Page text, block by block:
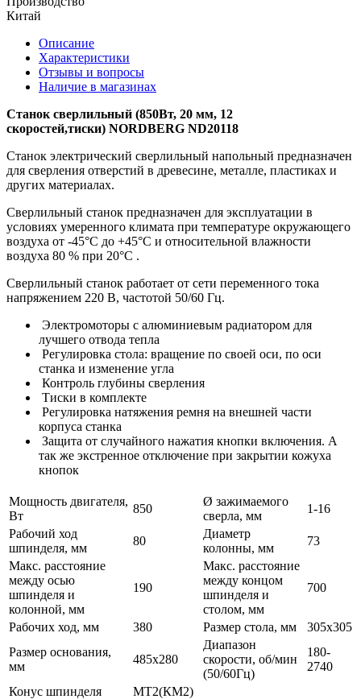
Китай
Описание
Характеристики
Отзывы и вопросы
Наличие в магазинах
Станок сверлильный (850Вт, 20 мм, 12
скоростей,тиски) NORDBERG ND20118
Станок электрический сверлильный напольный предназначен
для сверления отверстий в древесине, металле, пластиках и
других материалах.
Сверлильный станок предназначен для эксплуатации в
условиях умеренного климата при температуре окружающего
воздуха от -45°С до +45°С и относительной влажности
воздуха 80 % при 20°С .
Сверлильный станок работает от сети переменного тока
напряжением 220 В, частотой 50/60 Гц.
Электромоторы с алюминиевым радиатором для
лучшего отвода тепла
Регулировка стола: вращение по своей оси, по оси
станка и изменение угла
Контроль глубины сверления
Тиски в комплекте
Регулировка натяжения ремня на внешней части
корпуса станка
Защита от случайного нажатия кнопки включения. А
так же экстренное отключение при закрытии кожуха
кнопок
Мощность двигателя,
Вт
850
Ø зажимаемого
сверла, мм
1-16
Рабочий ход
шпинделя, мм
80
Диаметр
колонны, мм
73
Макс. расстояние
между осью
шпинделя и
колонной, мм
190
Макс. расстояние
между концом
шпинделя и
столом, мм
700
Рабочих ход, мм 380 Размер стола, мм
305x305
Размер основания,
мм
485x280
Диапазон
скорости, об/мин
(50/60Гц)
180-
2740
Конус шпинделя
MT2(КМ2)